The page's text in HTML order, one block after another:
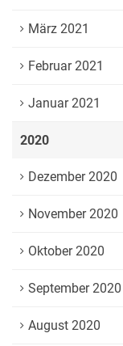
März 2021
Februar 2021
Januar 2021
2020
Dezember 2020
November 2020
Oktober 2020
September 2020
August 2020